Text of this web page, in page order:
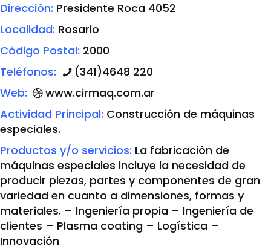
Dirección: Presidente Roca 4052
Localidad: Rosario
Código Postal: 2000
Teléfonos:
(341)4648 220
Web:
www.cirmaq.com.ar
Actividad Principal: Construcción de máquinas
especiales.
Productos y/o servicios: La fabricación de
máquinas especiales incluye la necesidad de
producir piezas, partes y componentes de gran
variedad en cuanto a dimensiones, formas y
materiales. – Ingeniería propia – Ingeniería de
clientes – Plasma coating – Logística –
Innovación